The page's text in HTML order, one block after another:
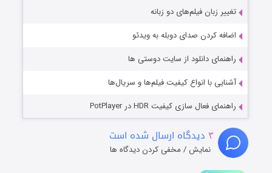
تغییر زبان فیلم‌های دو زبانه
اضافه کردن صدای دوبله به ویدئو
راهنمای دانلود از سایت دوستی ها
آشنایی با انواع کیفیت فیلم‌ها و سریال‌ها
راهنمای فعال سازی کیفیت HDR در PotPlayer
۳ دیدگاه ارسال شده است
نمایش / مخفی کردن دیدگاه ها